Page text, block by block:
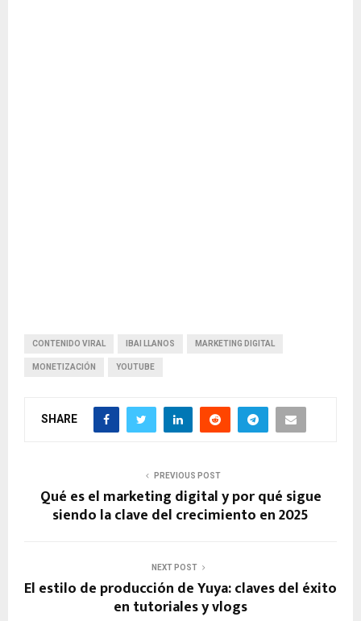
CONTENIDO VIRAL IBAI LLANOS MARKETING DIGITAL
MONETIZACIÓN YOUTUBE
SHARE
PREVIOUS POST
Qué es el marketing digital y por qué sigue
siendo la clave del crecimiento en 2025
NEXT POST
El estilo de producción de Yuya: claves del éxito
en tutoriales y vlogs